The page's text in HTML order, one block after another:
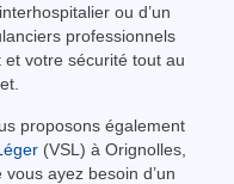
ou d’un
professionnels
votre sécurité tout au
proposons également
(VSL) à Orignolles,
ayez besoin d’un